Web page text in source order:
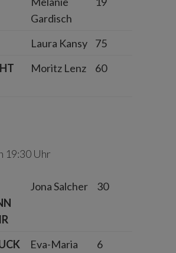
Gardisch
Laura Kansy
75
Moritz Lenz 60
19:30 Uhr
Jona Salcher 30
Eva-Maria
6